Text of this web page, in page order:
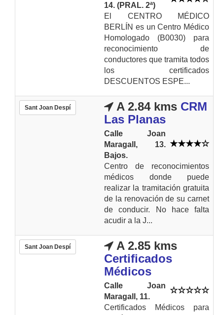
14. (PRAL. 2ª)
El CENTRO MÉDICO
BERLÍN es un Centro Médico
Homologado (B0030) para
reconocimiento de
conductores que tramita todos
los certificados
DESCUENTOS ESPE...
Sant Joan Despí A 2.84 kms CRM
Las Planas
Calle Joan
Maragall, 13.
Bajos.
Centro de reconocimientos
médicos donde puede
realizar la tramitación gratuita
de la renovación de su carnet
de conducir. No hace falta
acudir a la J...
Sant Joan Despí
A 2.85 kms
Certificados
Médicos
Calle Joan
Maragall, 11.
Certificados Médicos para